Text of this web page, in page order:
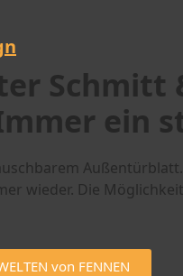
Schmitt
ein
wieder. Die
von FENNEN